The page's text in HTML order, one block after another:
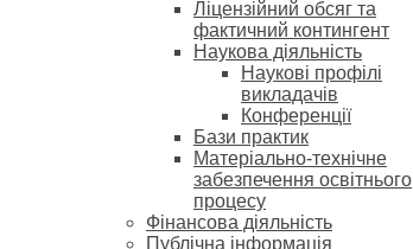
Ліцензійний обсяг та
фактичний контингент
Наукова діяльність
Наукові профілі
викладачів
Конференції
Бази практик
Матеріально-технічне
забезпечення освітнього
процесу
Фінансова діяльність
Публічна інформація